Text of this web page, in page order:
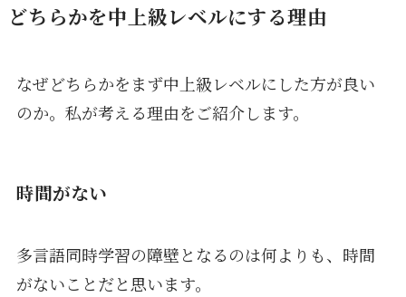
どちらかを中上級レベルにする理由
なぜどちらかをまず中上級レベルにした方が良い
のか。私が考える理由をご紹介します。
時間がない
多言語同時学習の障壁となるのは何よりも、時間
がないことだと思います。